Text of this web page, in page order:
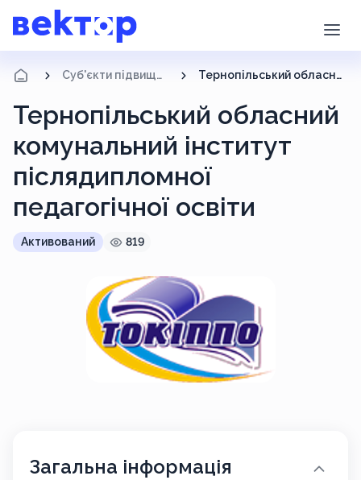
Суб'єкти підвищення кваліфікації Тернопільський обласний комунальний інститут післядипломної педагогічної освіти
Тернопільський обласний
комунальний інститут
післядипломної
педагогічної освіти
Активований 819
Загальна інформація